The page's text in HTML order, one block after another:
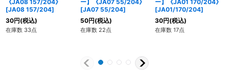
《JA08 157/204》
[JA08 157/204]
30円(税込)
在庫数 33点
ー】《JA07 55/204》
[JA07 55/204]
50円(税込)
在庫数 22点
ー】《JA01 170/204》
[JA01/170/204]
30円(税込)
在庫数 17点